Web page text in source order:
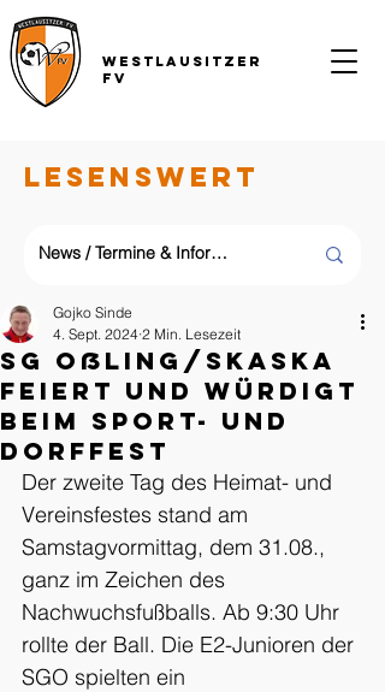
Westlausitzer
FV
LESENSWERT
SG Oßling/Skaska
feiert und würdigt
beim Sport- und
Dorffest
Gojko Sinde
4. Sept. 2024 2 Min. Lesezeit
Der zweite Tag des Heimat- und
Vereinsfestes stand am
Samstagvormittag, dem 31.08.,
ganz im Zeichen des
Nachwuchsfußballs. Ab 9:30 Uhr
rollte der Ball. Die E2-Junioren der
SGO spielten ein